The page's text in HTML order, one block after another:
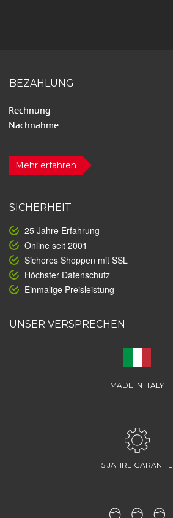
BEZAHLUNG
Mehr erfahren
SICHERHEIT
25 Jahre Erfahrung
Online seit 2001
Sicheres Shoppen mit SSL
Höchster Datenschutz
Einmalige Preisleistung
UNSER VERSPRECHEN
MADE IN ITALY
5 JAHRE GARANTIE